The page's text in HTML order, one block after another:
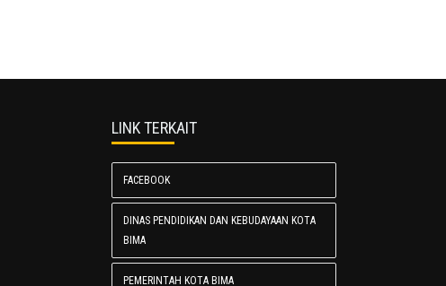
LINK TERKAIT
FACEBOOK
DINAS PENDIDIKAN DAN KEBUDAYAAN KOTA
BIMA
PEMERINTAH KOTA BIMA